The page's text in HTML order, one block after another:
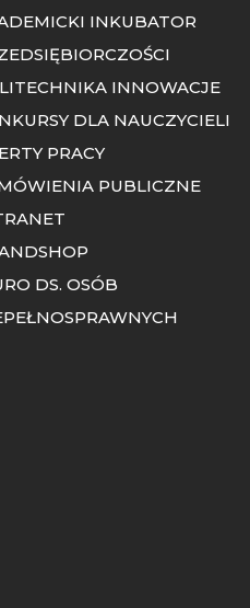
INKUBATOR
INNOWACJE
DLA NAUCZYCIELI
PRACY
PUBLICZNE
DS. OSÓB